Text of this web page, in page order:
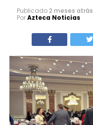
Publicado2 meses atrás
PorAzteca Noticias